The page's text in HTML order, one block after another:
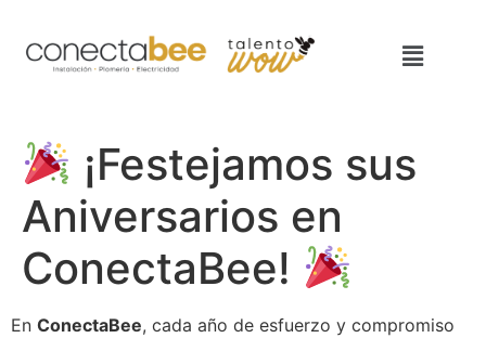
¡Festejamos sus
Aniversarios en
ConectaBee!
En ConectaBee, cada año de esfuerzo y compromiso